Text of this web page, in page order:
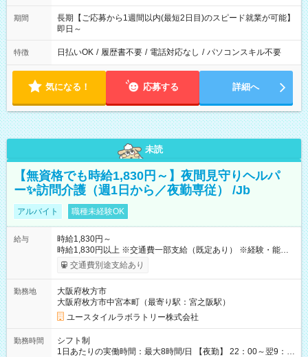
期間
長期【ご応募から1週間以内(最短2日目)のスピード就業が可能】
即日～
特徴 日払いOK / 履歴書不要 / 電話対応なし / パソコンスキル不要
気になる！ 応募する 詳細へ
未読
【無資格でも時給1,830円～】夜間見守りヘルパ
ー✨訪問介護（週1日から／夜勤専従） /Jb
アルバイト 職種未経験OK
給与
時給1,830円～
時給1,830円以上 ※交通費一部支給（既定あり） ※経験・能力を
考慮して決定します 【収入例】 週1回勤務の場合：1,830円×8時
間×4回=5万8,560円 週3回勤務の場合：1,830円×8時間×12回
月 ※ 雇用形態と給与に、本採用時と異なる部分があります。 雇
用形態：本採用時と同じです。 給与：時給 1,610円以上
交通費別途支給あり
勤務地
大阪府枚方市
大阪府枚方市中宮本町（最寄り駅：宮之阪駅）
ユースタイルラボラトリー株式会社
勤務時間
シフト制
1日あたりの実働時間：最大8時間/日 【夜勤】 22：00～翌9：